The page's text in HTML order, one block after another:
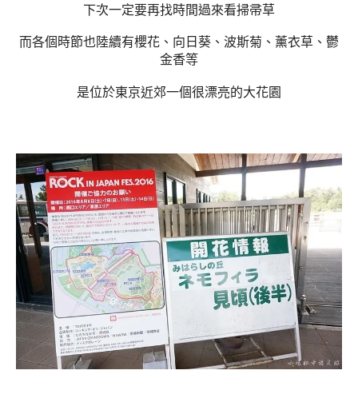
下次一定要再找時間過來看掃帚草
而各個時節也陸續有櫻花、向日葵、波斯菊、薰衣草、鬱
金香等
是位於東京近郊一個很漂亮的大花園